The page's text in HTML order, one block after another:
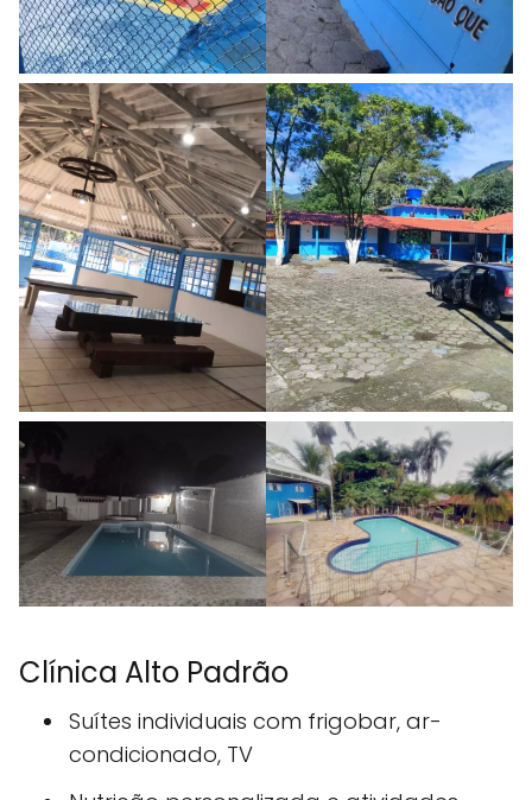
Clínica Alto Padrão
Suítes individuais com frigobar, ar-
condicionado, TV